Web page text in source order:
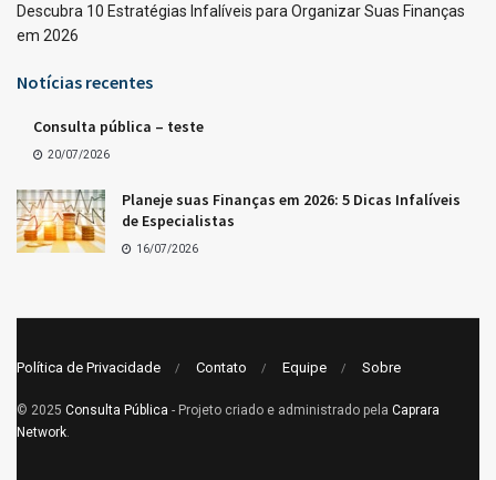
Descubra 10 Estratégias Infalíveis para Organizar Suas Finanças
em 2026
Notícias recentes
Consulta pública – teste
20/07/2026
Planeje suas Finanças em 2026: 5 Dicas Infalíveis
de Especialistas
16/07/2026
Política de Privacidade Contato Equipe Sobre
© 2025 Consulta Pública - Projeto criado e administrado pela Caprara
Network.